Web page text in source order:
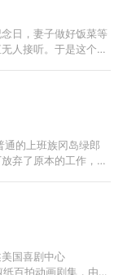
日，妻子做好饭菜等
人接听。于是这个敏
通的上班族冈岛绿郎
弃了原本的工作，加
国喜剧中心
纸百拍动画剧集，由